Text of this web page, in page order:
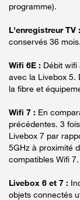
programme).
L'enregistreur TV :
conservés 36 mois.
Wifi 6E : Débit
avec la Livebox 5.
la fibre et
Wifi 7 : En
précédentes. 3
Livebox 7 par
5GHz à proximité
compatibles Wifi 7.
Livebox 6 et 7 :
objets connectés